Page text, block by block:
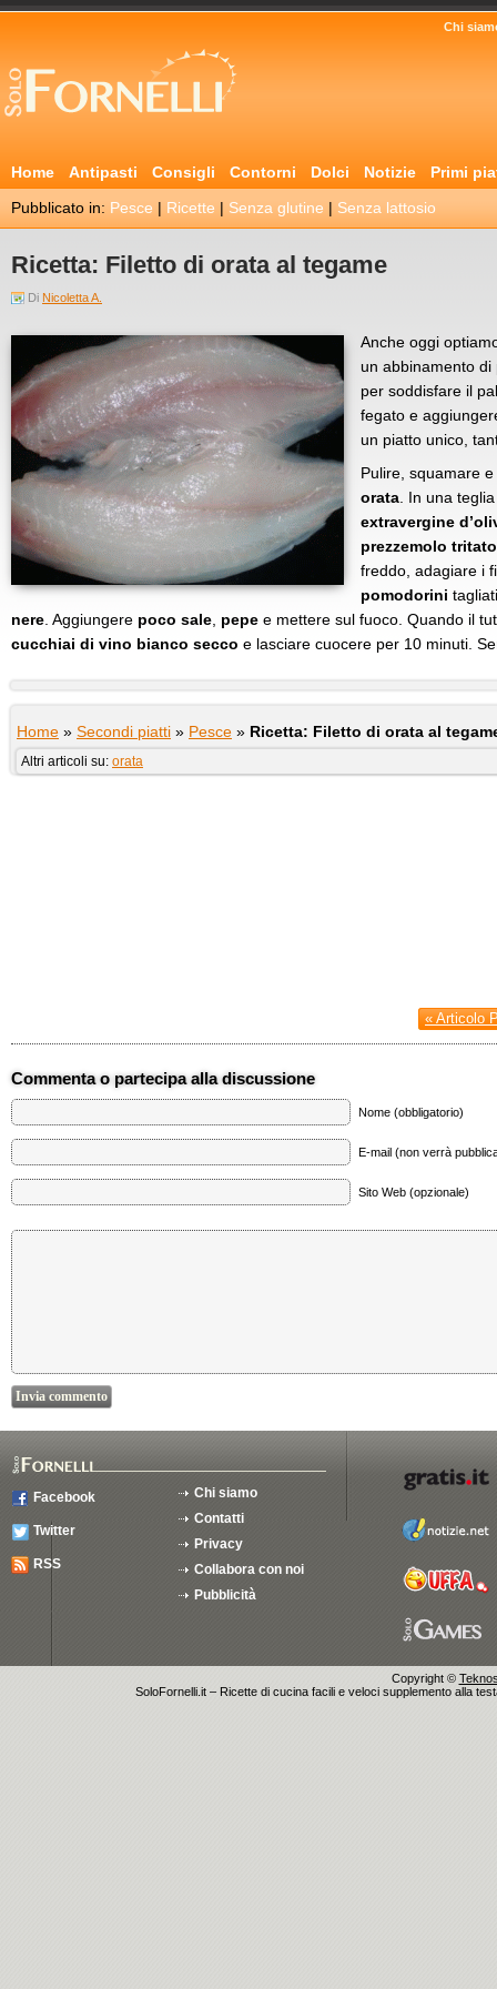
Chi
Home Antipasti Consigli Contorni Dolci Notizie
Primi
Pubblicato in: Pesce | Ricette | Senza glutine | Senza lattosio
Ricetta: Filetto di orata al tegame
Di Nicoletta A.
Anche oggi
un abbinamento
per soddisfare il
fegato e
un piatto unico,
Pulire, squamare
orata . In una
extravergine
prezzemolo
freddo, adagiare i
pomodorini
nere . Aggiungere poco sale pepe e mettere sul fuoco. Quando il
cucchiai di vino bianco secco e lasciare cuocere per 10 minuti.
Home » Secondi piatti » Pesce » Ricetta: Filetto di orata al
Altri articoli su: orata
« Articolo
Commenta o partecipa alla discussione
Nome (obbligatorio)
E-mail (non verrà
Sito Web (opzionale)
Facebook
Twitter
RSS
Chi siamo
Contatti
Privacy
Collabora con noi
Pubblicità
Copyright ©
SoloFornelli.it – Ricette di cucina facili e veloci supplemento alla